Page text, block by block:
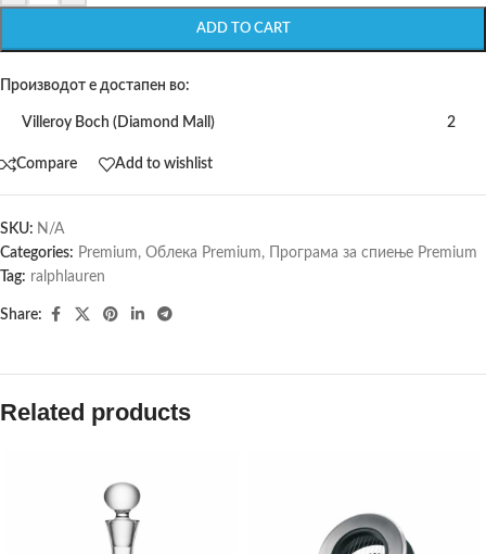
ADD TO CART
Производот е достапен во:
Villeroy Boch (Diamond Mall) 2
Compare Add to wishlist
SKU: N/A
Categories: Premium, Облека Premium,
Програма за спиење Premium
Tag: ralphlauren
Share:
Related products